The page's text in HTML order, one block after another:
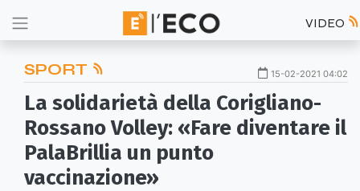
VIDEO
SPORT 15-02-2021 04:02
La solidarietà della Corigliano-
Rossano Volley: «Fare diventare il
PalaBrillia un punto
vaccinazione»